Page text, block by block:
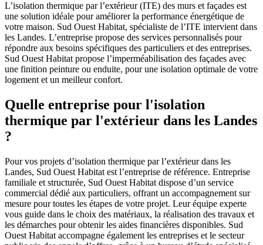
L’isolation thermique par l’extérieur (ITE) des murs et façades est
une solution idéale pour améliorer la performance énergétique de
votre maison. Sud Ouest Habitat, spécialiste de l’ITE intervient dans
les Landes. L’entreprise propose des services personnalisés pour
répondre aux besoins spécifiques des particuliers et des entreprises.
Sud Ouest Habitat propose l’imperméabilisation des façades avec
une finition peinture ou enduite, pour une isolation optimale de votre
logement et un meilleur confort.
Quelle entreprise pour l'isolation
thermique par l'extérieur dans les Landes
?
Pour vos projets d’isolation thermique par l’extérieur dans les
Landes, Sud Ouest Habitat est l’entreprise de référence. Entreprise
familiale et structurée, Sud Ouest Habitat dispose d’un service
commercial dédié aux particuliers, offrant un accompagnement sur
mesure pour toutes les étapes de votre projet. Leur équipe experte
vous guide dans le choix des matériaux, la réalisation des travaux et
les démarches pour obtenir les aides financières disponibles. Sud
Ouest Habitat accompagne également les entreprises et le secteur